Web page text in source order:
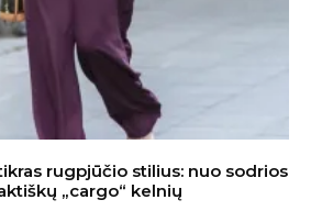
rugpjūčio stilius: nuo sodrios
„cargo“ kelnių